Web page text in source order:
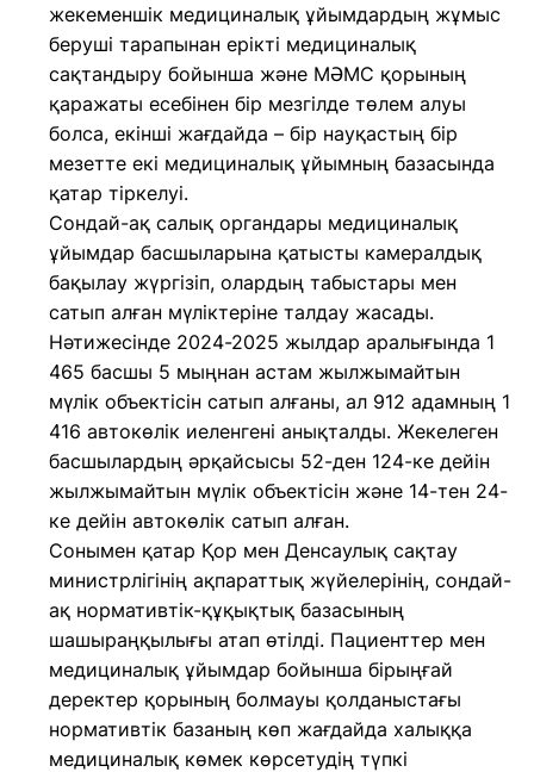
жекеменшік медициналық ұйымдардың жұмыс
беруші тарапынан ерікті медициналық
сақтандыру бойынша және МӘМС қорының
қаражаты есебінен бір мезгілде төлем алуы
болса, екінші жағдайда – бір науқастың бір
мезетте екі медициналық ұйымның базасында
қатар тіркелуі.
Сондай-ақ салық органдары медициналық
ұйымдар басшыларына қатысты камералдық
бақылау жүргізіп, олардың табыстары мен
сатып алған мүліктеріне талдау жасады.
Нәтижесінде 2024-2025 жылдар аралығында 1
465 басшы 5 мыңнан астам жылжымайтын
мүлік объектісін сатып алғаны, ал 912 адамның 1
416 автокөлік иеленгені анықталды. Жекелеген
басшылардың әрқайсысы 52-ден 124-ке дейін
жылжымайтын мүлік объектісін және 14-тен 24-
ке дейін автокөлік сатып алған.
Сонымен қатар Қор мен Денсаулық сақтау
министрлігінің ақпараттық жүйелерінің, сондай-
ақ нормативтік-құқықтық базасының
шашыраңқылығы атап өтілді. Пациенттер мен
медициналық ұйымдар бойынша бірыңғай
деректер қорының болмауы қолданыстағы
нормативтік базаның көп жағдайда халыққа
медициналық көмек көрсетудің түпкі